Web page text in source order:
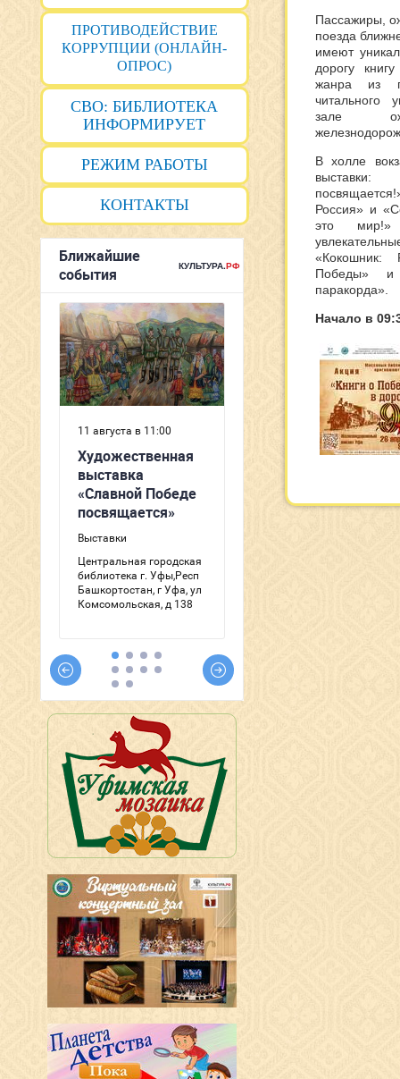
ПРОТИВОДЕЙСТВИЕ
КОРРУПЦИИ (ОНЛАЙН-
ОПРОС)
СВО: БИБЛИОТЕКА
ИНФОРМИРУЕТ
РЕЖИМ РАБОТЫ
КОНТАКТЫ
Пассажиры,
поезда
имеют
дорогу
жанра из
читального
зале
В холле
Россия» и
это мир!»
«Кокошник:
Победы» и
паракорда».
Начало в